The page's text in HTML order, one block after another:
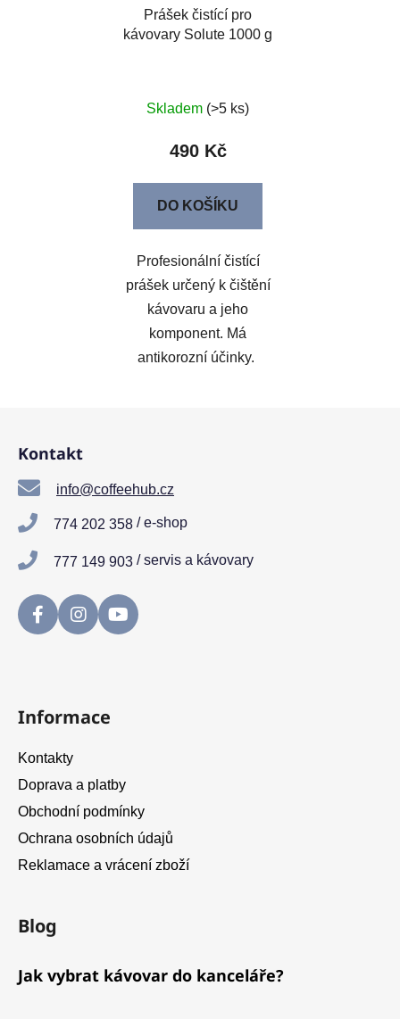
Prášek čistící pro
kávovary Solute 1000 g
Skladem (>5 ks)
490 Kč
DO KOŠÍKU
Profesionální čistící
prášek určený k čištění
kávovaru a jeho
komponent. Má
antikorozní účinky.
Kontakt
info@coffeehub.cz
774 202 358 / e-shop
777 149 903 / servis a kávovary
Informace
Kontakty
Doprava a platby
Obchodní podmínky
Ochrana osobních údajů
Reklamace a vrácení zboží
Blog
Jak vybrat kávovar do kanceláře?